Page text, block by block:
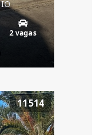
2 vagas
11514